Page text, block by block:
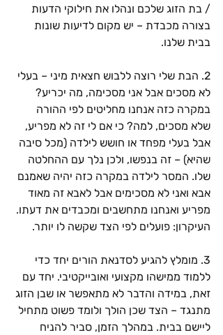
/ בת הזוג שלכם ונהלו את חילוקי הדעות
בצורה מכבדת – יש מקום לדיעות שונות
בבית שלנו.
2. הבת שלי רוצה ללבוש חצאית מיני – בעלי
לא מסכים אבל אני מסכימה, מה יכריע?
במקרה כזה אנחנו מחליטים לפי ההורה
שלא מסכים, למה? כי אם לי זה לא מפריע,
אבל בעלי מפחד או חושש לילדה (מכל סיבה
שהיא) – זה בנפשו, ולכן נלך עם ההחלטה
שלו. המסר לילדה במקרה כזה יהיה שאמנם
אבא ואני לא מסכימים אבל לאבא זה מאוד
מפריע ואנחנו מתחשבים ומכבדים את דעתו.
העיקרון: פועלים לפי הצד שקשה לו יותר.
3. מומלץ להגיע לסדנאת הורים יחד כדי
ללמוד ממישהו מקצועי ואובייקטיבי. יחד עם
זאת, במידה והדבר לא מתאפשר או שבן הזוג
מתנגד – הצד שכן הולך ולומד פשוט מתחיל
ליישם בבית. במהלך הזמן, סביר להניח